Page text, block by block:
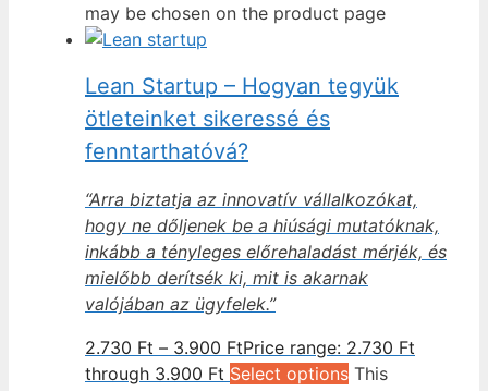
may be chosen on the product page
Lean Startup – Hogyan tegyük
ötleteinket sikeressé és
fenntarthatóvá?
“Arra biztatja az innovatív vállalkozókat,
hogy ne dőljenek be a hiúsági mutatóknak,
inkább a tényleges előrehaladást mérjék, és
mielőbb derítsék ki, mit is akarnak
valójában az ügyfelek.”
2.730 Ft – 3.900 FtPrice range: 2.730 Ft
through 3.900 Ft Select options This